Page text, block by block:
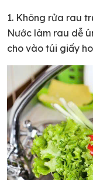
1. Không rửa rau
Nước làm rau dễ
cho vào túi giấy